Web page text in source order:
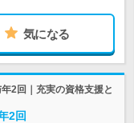
気になる
2回｜充実の資格支援と
2回